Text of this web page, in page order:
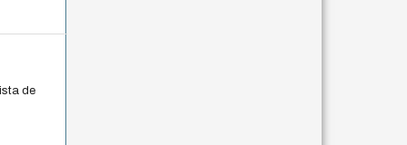
de